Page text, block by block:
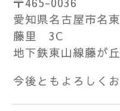
愛知県名古屋市名
藤里 3C
地下鉄東山線藤が
今後ともよろしく